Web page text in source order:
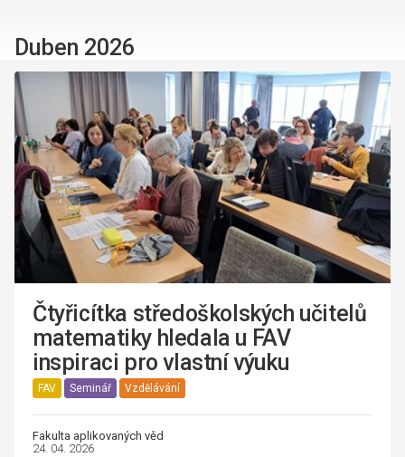
Duben 2026
Čtyřicítka středoškolských učitelů
matematiky hledala u FAV
inspiraci pro vlastní výuku
FAV Seminář Vzdělávání
Fakulta aplikovaných věd
24. 04. 2026